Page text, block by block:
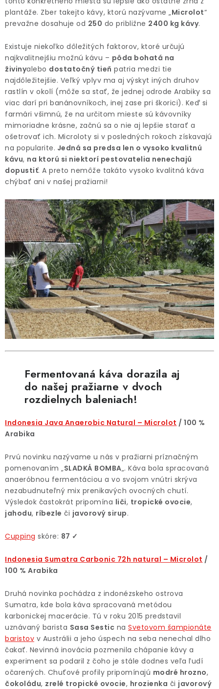
plantáže. Zber takejto kávy, ktorú nazývame „Microlot“
prevažne dosahuje od 250 do približne 2400 kg kávy.
Existuje niekoľko dôležitých faktorov, ktoré určujú
najkvalitnejšiu možnú kávu – pôda bohatá na
živinyalebo dostatočný tieň patria medzi tie
najdôležitejšie. Veľký vplyv ma aj výskyt iných druhov
rastlín v okolí (môže sa stať, že jednej odrode Arabiky sa
viac darí pri banánovníkoch, inej zase pri škorici). Keď si
farmári všimnú, že na určitom mieste sú kávovníky
mimoriadne krásne, začnú sa o nie aj lepšie starať a
ošetrovať ich. Microloty si v posledných rokoch získavajú
na popularite. Jedná sa predsa len o vysoko kvalitnú
kávu, na ktorú si niektorí pestovatelia nenechajú
dopustiť. A preto nemôže takáto vysoko kvalitná káva
chýbať ani v našej pražiarni!
Fermentovaná káva dorazila aj
do našej pražiarne v dvoch
rozdielnych baleniach!
Indonesia Java Anaerobic Natural – Microlot / 100 %
Arabika
Prvú novinku nazývame u nás v pražiarni príznačným
pomenovaním „SLADKÁ BOMBA„. Káva bola spracovaná
anaeróbnou fermentáciou a vo svojom vnútri skrýva
nezabudnuteľný mix prenikavých ovocných chutí.
Výsledok častokrát pripomína liči, tropické ovocie,
jahodu, ríbezle či javorový sirup.
Cupping skóre: 87 ✓
Indonesia Sumatra Carbonic 72h natural – Microlot /
100 % Arabika
Druhá novinka pochádza z indonézskeho ostrova
Sumatra, kde bola káva spracovaná metódou
karbonickej macerácie. Tú v roku 2015 predstavil
uznávaný barista Sasa Sestic na Svetovom šampionáte
baristov v Austrálii a jeho úspech na seba nenechal dlho
čakať. Nevinná inovácia pozmenila chápanie kávy a
experiment sa podaril z čoho je stále dodnes veľa ľudí
očarených. Chuťové profily pripomínajú modré hrozno,
čokoládu, zrelé tropické ovocie, hrozienka či javorový